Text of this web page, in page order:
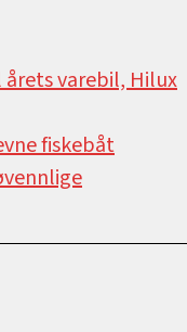
varebil, Hilux
fiskebåt